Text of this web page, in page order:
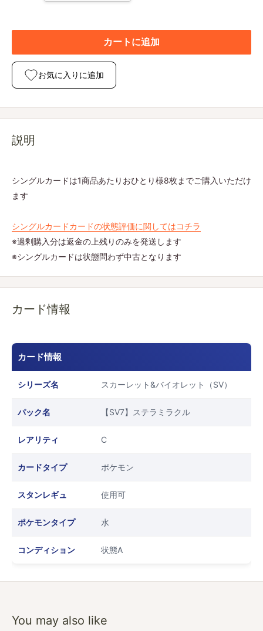
カートに追加
お気に入りに追加
説明
シングルカードは1商品あたりおひとり様8枚までご購入いただけ
ます
シングルカードカードの状態評価に関してはコチラ
※過剰購入分は返金の上残りのみを発送します
※シングルカードは状態問わず中古となります
カード情報
カード情報
シリーズ名 スカーレット&バイオレット（SV）
パック名 【SV7】ステラミラクル
レアリティ C
カードタイプ ポケモン
スタンレギュ 使用可
ポケモンタイプ 水
コンディション 状態A
You may also like